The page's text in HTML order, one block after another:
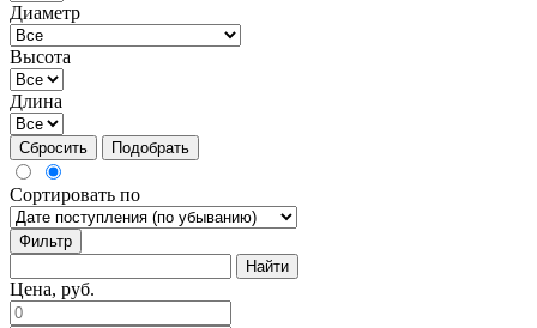
Диаметр
Высота
Длина
Сбросить Подобрать
Сортировать по
Фильтр
Цена, руб.